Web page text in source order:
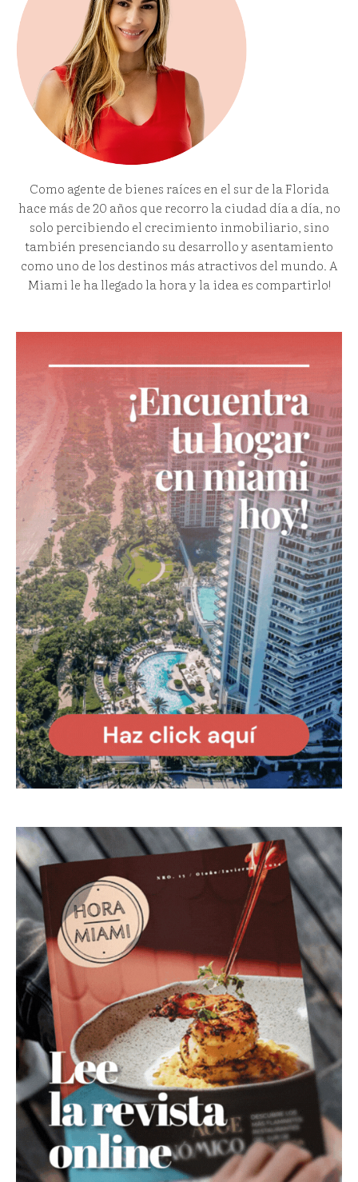
Como agente de bienes raíces en el sur de la Florida
hace más de 20 años que recorro la ciudad día a día, no
solo percibiendo el crecimiento inmobiliario, sino
también presenciando su desarrollo y asentamiento
como uno de los destinos más atractivos del mundo. A
Miami le ha llegado la hora y la idea es compartirlo!